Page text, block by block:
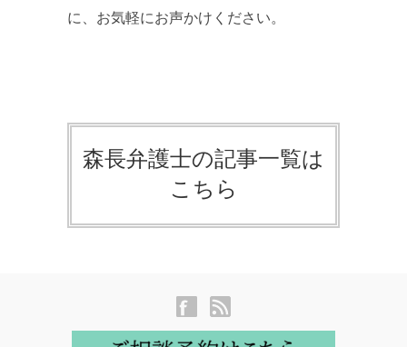
に、お気軽にお声かけください。
森長弁護士の記事一覧は
こちら